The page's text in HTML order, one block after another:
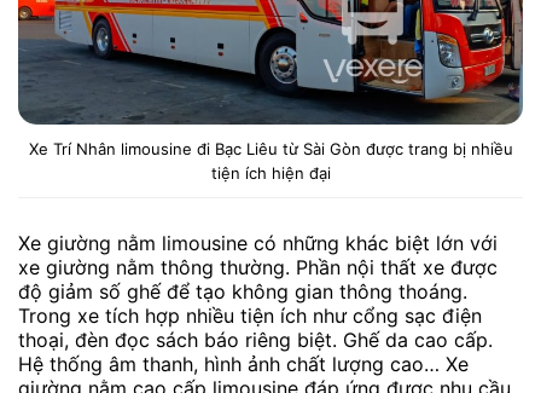
Xe Trí Nhân limousine đi Bạc Liêu từ Sài Gòn được trang bị nhiều
tiện ích hiện đại
Xe giường nằm limousine có những khác biệt lớn với
xe giường nằm thông thường. Phần nội thất xe được
độ giảm số ghế để tạo không gian thông thoáng.
Trong xe tích hợp nhiều tiện ích như cổng sạc điện
thoại, đèn đọc sách báo riêng biệt. Ghế da cao cấp.
Hệ thống âm thanh, hình ảnh chất lượng cao… Xe
giường nằm cao cấp limousine đáp ứng được nhu cầu